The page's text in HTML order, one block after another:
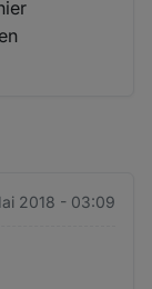
2018 - 03:09